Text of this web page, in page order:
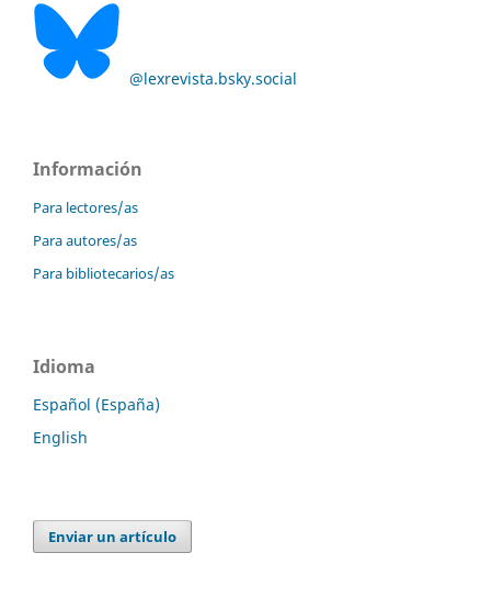
@lexrevista.bsky.social
Información
Para lectores/as
Para autores/as
Para bibliotecarios/as
Idioma
Español (España)
English
Enviar un artículo